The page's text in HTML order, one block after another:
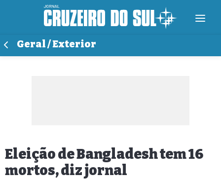
Geral / Exterior
Eleição de Bangladesh tem 16
mortos, diz jornal